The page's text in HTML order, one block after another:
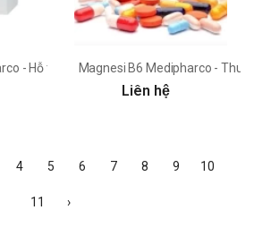
- Hỗ trợ điều trị thiếu Vitamin nhóm B
Magnesi B6 Medipharco -
Liên hệ
4 5 6 7 8 9 10
11 ›